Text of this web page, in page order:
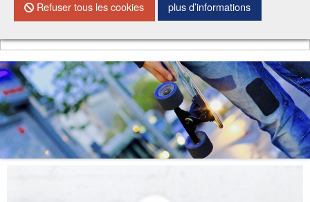
Refuser tous les cookies plus d’informations
Chercher